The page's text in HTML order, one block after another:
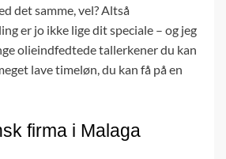
det samme, vel? Altså
er jo ikke lige dit speciale – og jeg
olieindfedtede tallerkener du kan
lave timeløn, du kan få på en
firma i Malaga